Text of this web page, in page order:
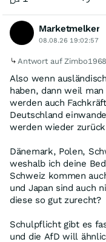
Marketmelker
08.08.26 19:02:57
Antwort auf Zimbo1968
Also wenn
haben, dann weil
werden auch
Deutschland
werden wieder
Dänemark, Polen,
weshalb ich deine
Schweiz kommen
und Japan sind auch
diese so gut zurecht?
Schulpflicht gibt es
und die AfD will